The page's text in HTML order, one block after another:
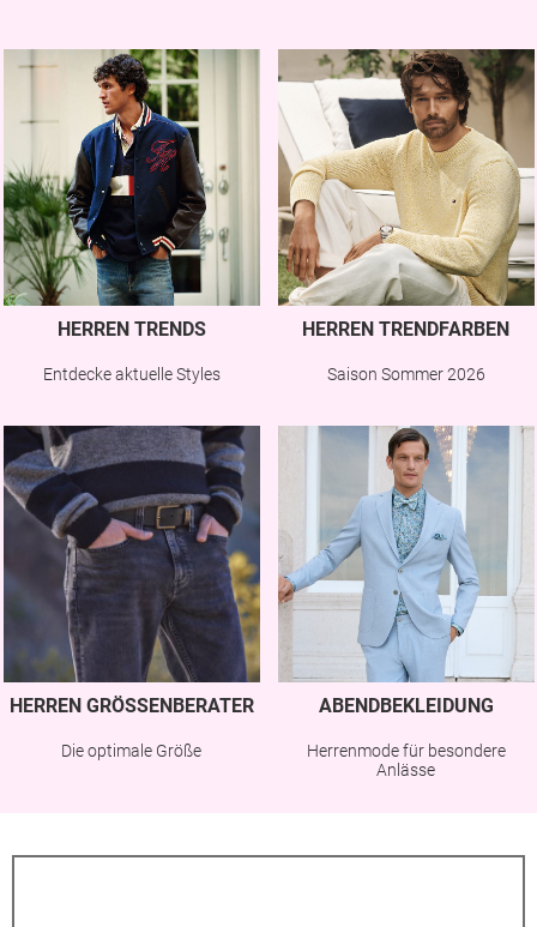
HERREN TRENDS
Entdecke aktuelle Styles
HERREN TRENDFARBEN
Saison Sommer 2026
HERREN GRÖSSENBERATER
Die optimale Größe
ABENDBEKLEIDUNG
Herrenmode für besondere
Anlässe